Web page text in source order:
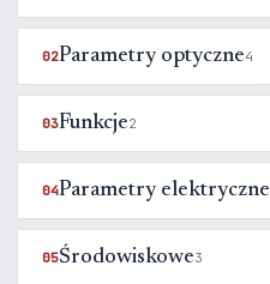
02Parametry optyczne4
03Funkcje2
04Parametry elektryczne
05Środowiskowe3